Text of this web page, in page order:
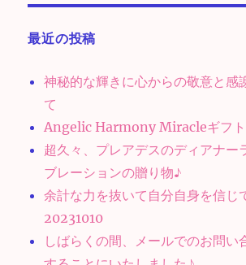
の
ー
ジ
送
り
最近の投稿
神秘的な輝きに心からの敬意と感
て
Angelic Harmony Miracleギフ
超久々、プレアデスのディアナー
ブレーションの贈り物♪
余計な力を抜いて自分自身を信じ
20231010
しばらくの間、メールでのお問い